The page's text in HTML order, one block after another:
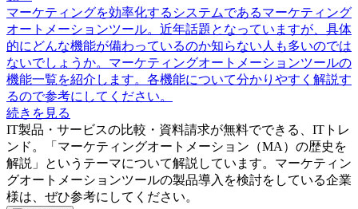
マーケティングを効率化するシステムであるマーケティング
オートメーションツール。近年話題となっていますが、具体
的にどんな機能が備わっているのか知らない人も多いのでは
ないでしょうか。マーケティングオートメーションツールの
機能一覧を紹介します。各機能について分かりやすく解説す
るので参考にしてください。
続きを見る
IT製品・サービスの比較・資料請求が無料でできる、ITトレ
ンド。「 マーケティングオートメーション（MA）の歴史を
解説 」というテーマについて解説しています。 マーケティン
グオートメーションツールの製品導入を検討をしている企業
様は、ぜひ参考にしてください。